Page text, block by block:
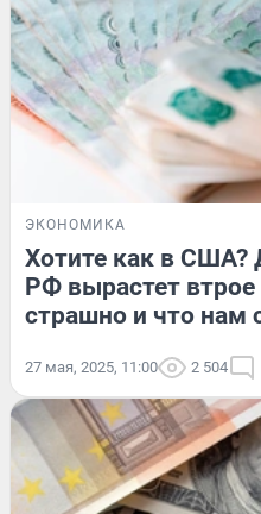
ЭКОНОМИКА
Хотите как в
РФ вырастет
страшно и что нам
27 мая, 2025, 11:00 2 504